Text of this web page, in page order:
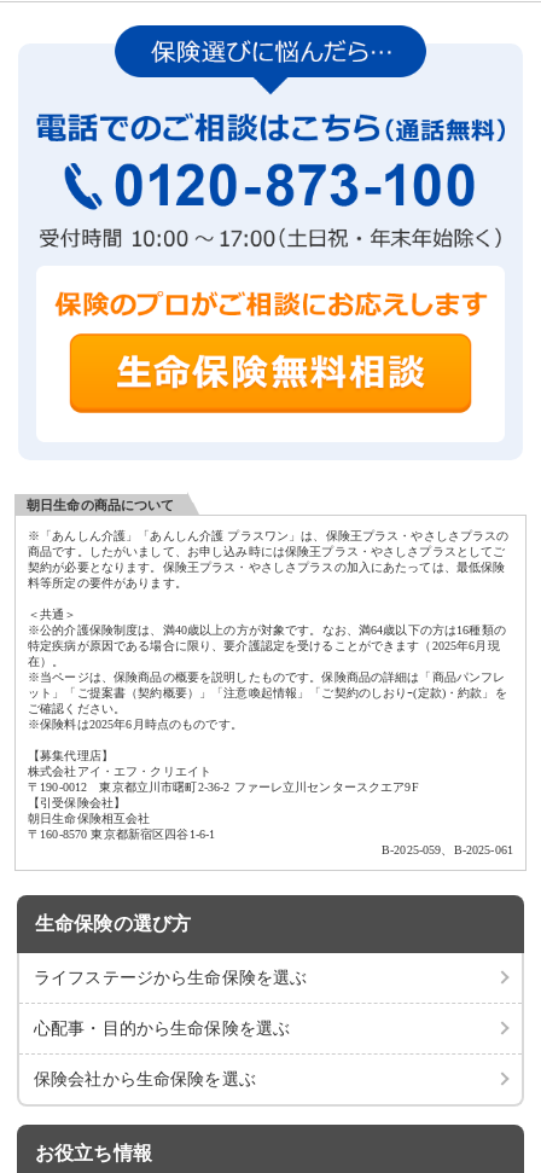
朝日生命の商品について
※「あんしん介護」「あんしん介護 プラスワン」は、保険王プラス・やさしさプラスの
商品です。したがいまして、お申し込み時には保険王プラス・やさしさプラスとしてご
契約が必要となります。保険王プラス・やさしさプラスの加入にあたっては、最低保険
料等所定の要件があります。
＜共通＞
※公的介護保険制度は、満40歳以上の方が対象です。なお、満64歳以下の方は16種類の
特定疾病が原因である場合に限り、要介護認定を受けることができます（2025年6月現
在）。
※当ページは、保険商品の概要を説明したものです。保険商品の詳細は「商品パンフレ
ット」「ご提案書（契約概要）」「注意喚起情報」「ご契約のしおりｰ(定款)・約款」を
ご確認ください。
※保険料は2025年6月時点のものです。
【募集代理店】
株式会社アイ・エフ・クリエイト
〒190-0012 東京都立川市曙町2-36-2 ファーレ立川センタースクエア9F
【引受保険会社】
朝日生命保険相互会社
〒160-8570 東京都新宿区四谷1-6-1
B-2025-059、B-2025-061
生命保険の選び方
ライフステージから生命保険を選ぶ
心配事・目的から生命保険を選ぶ
保険会社から生命保険を選ぶ
お役立ち情報